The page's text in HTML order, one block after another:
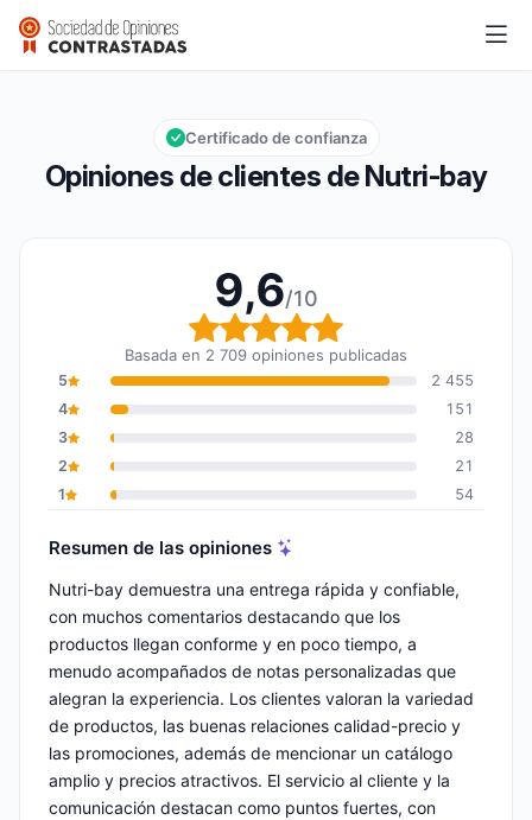
Nutri-bay
Calificación global: 9,6 de 10
9,6/10
Opiniones de clientes de Nutri-bay
Certificado de confianza
9,6/10
Calificación global: 9,6
Basada en 2 709 opiniones publicadas
5
2 455
4
151
3
28
2
21
1
54
Resumen de las opiniones
Nutri-bay demuestra una entrega rápida y confiable,
con muchos comentarios destacando que los
productos llegan conforme y en poco tiempo, a
menudo acompañados de notas personalizadas que
alegran la experiencia. Los clientes valoran la variedad
de productos, las buenas relaciones calidad-precio y
las promociones, además de mencionar un catálogo
amplio y precios atractivos. El servicio al cliente y la
comunicación destacan como puntos fuertes, con